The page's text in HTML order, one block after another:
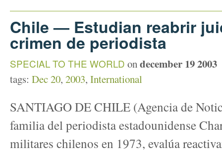
Chile — Estudian reabrir
crimen de periodista
SPECIAL TO THE WORLD ondecember 19 2003
tags: Dec 20, 2003, International
SANTIAGO DE CHILE (Agencia de
familia del periodista estadounidense
militares chilenos en 1973, evalúa